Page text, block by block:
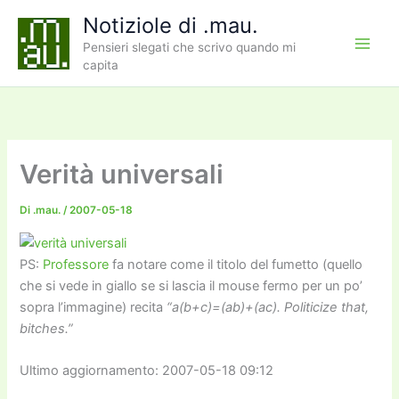
contenuto
Notiziole di .mau.
Pensieri slegati che scrivo quando mi
capita
Verità universali
Di .mau./2007-05-18
PS: Professore fa notare come il titolo del fumetto (quello
che si vede in giallo se si lascia il mouse fermo per un po’
sopra l’immagine) recita “a(b+c)=(ab)+(ac). Politicize that,
bitches.”
Ultimo aggiornamento: 2007-05-18 09:12